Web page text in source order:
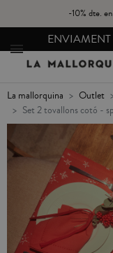
-10% dte.
la mallorquina outlet
set 2 tovallons cotó -